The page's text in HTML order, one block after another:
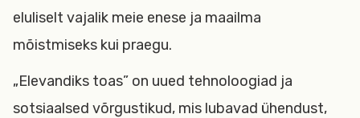
eluliselt vajalik meie enese ja maailma
mõistmiseks kui praegu.
„Elevandiks toas” on uued tehnoloogiad ja
sotsiaalsed võrgustikud, mis lubavad ühendust,